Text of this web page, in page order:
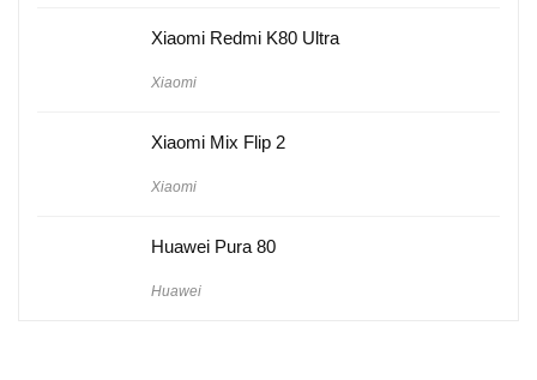
Xiaomi Redmi K80 Ultra
Xiaomi
Xiaomi Mix Flip 2
Xiaomi
Huawei Pura 80
Huawei